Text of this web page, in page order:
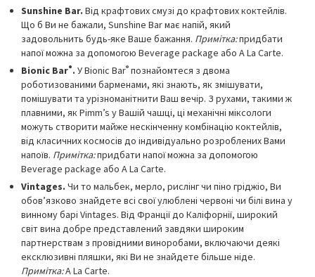
Sunshine Bar. Від крафтових смузі до крафтових коктейлів.
Що б Ви не бажали, Sunshine Bar має напій, який
задовольнить будь-яке Ваше бажання. Примітка:придбати
напої можна за допомогою Beverage package або A La Carte.
Bionic Bar®. У Bionic Bar® познайомтеся з двома
роботизованими барменами, які знають, як змішувати,
помішувати та урізноманітнити Ваш вечір. З рухами, такими ж
плавними, як Pimm’s у Вашій чашці, ці механічні міксологи
можуть створити майже нескінченну комбінацію коктейлів,
від класичних космосів до індивідуально розроблених Вами
напоїв. Примітка:придбати напої можна за допомогою
Beverage package або A La Carte.
Vintages. Чи то мальбек, мерло, рислінг чи піно гріджіо, Ви
обов’язково знайдете всі свої улюблені червоні чи білі вина у
винному барі Vintages. Від Франції до Каліфорнії, широкий
світ вина добре представлений завдяки широким
партнерствам з провідними виноробами, включаючи деякі
ексклюзивні пляшки, які Ви не знайдете більше ніде.
Примітка:A La Carte.